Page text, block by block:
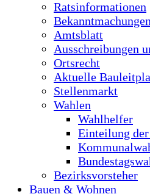
Ratsinformationen
Bekanntmachungen
Amtsblatt
Ausschreibungen
Ortsrecht
Aktuelle
Stellenmarkt
Wahlen
Wahlhelfer
Einteilung
Bezirksvorsteher
Bauen & Wohnen